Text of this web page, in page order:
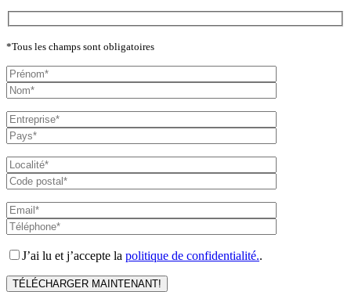
*Tous les champs sont obligatoires
J’ai lu et j’accepte la politique de confidentialité..